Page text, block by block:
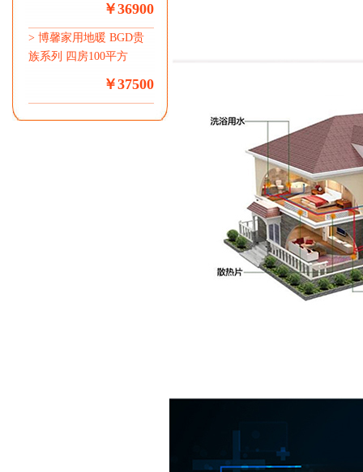
￥36900
> 博馨家用地暖 BGD贵
族系列 四房100平方
￥37500